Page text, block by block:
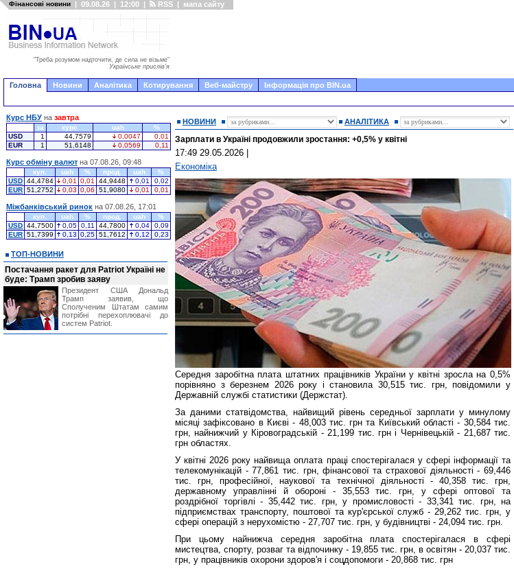
Фінансові новини | 09.08.26 | 12:00 | RSS | мапа сайту
"Треба розумом надточити, де сила не візьме"
Українське прислів'я
Головна Новини Аналітика Котирування Веб-майстру Інформація про BIN.ua
НОВИНИ АНАЛІТИКА
Зарплати в Україні продовжили зростання: +0,5% у квітні
17:49 29.05.2026
Економіка
Середня заробітна плата штатних працівників України у квітні зросла на 0,5%
порівняно з березнем 2026 року і становила 30,515 тис. грн, повідомили у
Державній службі статистики (Держстат).
За даними статвідомства, найвищий рівень середньої зарплати у минулому
місяці зафіксовано в Києві - 48,003 тис. грн та Київський області - 30,584 тис.
грн, найнижчий у Кіровоградській - 21,199 тис. грн і Чернівецькій - 21,687 тис.
грн областях.
У квітні 2026 року найвища оплата праці спостерігалася у сфері інформації та
телекомунікацій - 77,861 тис. грн, фінансової та страхової діяльності - 69,446
тис. грн, професійної, наукової та технічної діяльності - 40,358 тис. грн,
державному управлінні й обороні - 35,553 тис. грн, у сфері оптової та
роздрібної торгівлі - 35,442 тис. грн, у промисловості - 33,341 тис. грн, на
підприємствах транспорту, поштової та кур'єрської служб - 29,262 тис. грн, у
сфері операцій з нерухомістю - 27,707 тис. грн, у будівництві - 24,094 тис. грн.
При цьому найнижча середня заробітна плата спостерігалася в сфері
мистецтва, спорту, розваг та відпочинку - 19,855 тис. грн, в освітян - 20,037 тис.
грн, у працівників охорони здоров'я і соцдопомоги - 20,868 тис. грн
Курс НБУ на завтра
за курс uah
%
USD
1 44,7579 0,0047
0,01
EUR
1 51,6148 0,0569 0,11
Курс обміну валют на 07.08.26, 09:48
куп. uah % прод. uah
%
USD 44,4784 0,01 0,01 44,9448 0,01
0,02
EUR 51,2752 0,03 0,06 51,9080 0,01 0,01
Міжбанківський ринок на 07.08.26, 17:01
куп. uah % прод. uah
%
USD 44,7500 0,05 0,11 44,7800 0,04
0,09
EUR 51,7399 0,13 0,25 51,7612 0,12 0,23
ТОП-НОВИНИ
Постачання ракет для Patriot Україні не
буде: Трамп зробив заяву
Президент США Дональд
Трамп заявив, що
Сполученим Штатам самим
потрібні перехоплювачі до
систем Patriot.